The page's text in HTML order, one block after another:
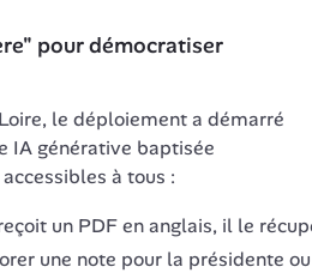
pour démocratiser
le déploiement a démarré
IA générative baptisée
à tous :
un PDF en anglais, il le
une note pour la présidente